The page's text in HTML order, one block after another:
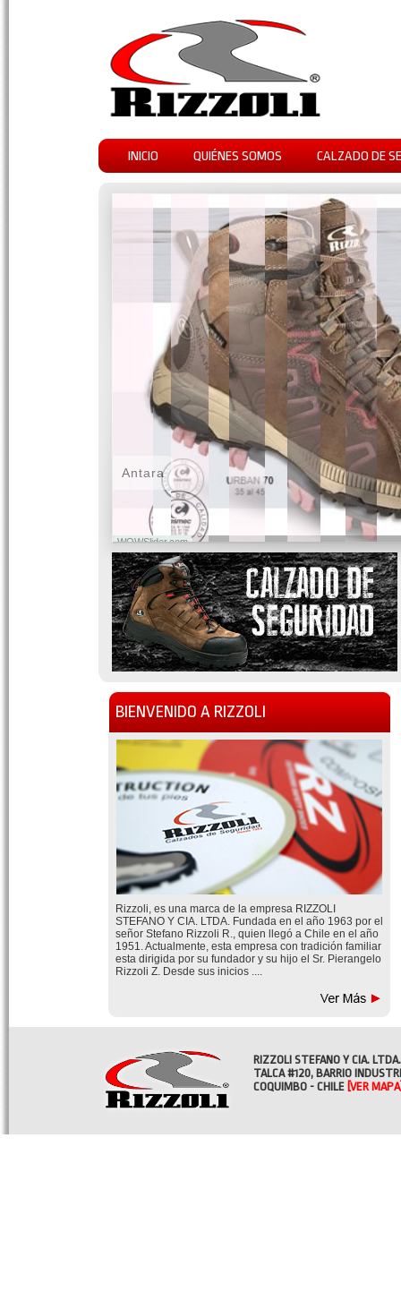
INICIO QUIÉNES SOMOS CALZADO DE
WOWSlider.com
Antara
BIENVENIDO A RIZZOLI
Rizzoli, es una marca de la empresa RIZZOLI
STEFANO Y CIA. LTDA. Fundada en el año 1963 por el
señor Stefano Rizzoli R., quien llegó a Chile en el año
1951. Actualmente, esta empresa con tradición familiar
esta dirigida por su fundador y su hijo el Sr. Pierangelo
Rizzoli Z. Desde sus inicios ....
RIZZOLI STEFANO Y CIA. LTDA.
TALCA #120, BARRIO
COQUIMBO - CHILE [VER